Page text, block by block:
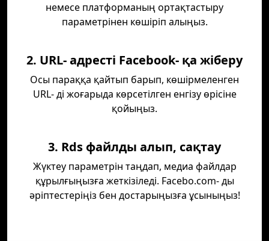
немесе платформаның ортақтастыру
параметрінен көшіріп алыңыз.
2. URL- адресті Facebook- қа жіберу
Осы параққа қайтып барып, көшірмеленген
URL- ді жоғарыда көрсетілген енгізу өрісіне
қойыңыз.
3. Rds файлды алып, сақтау
Жүктеу параметрін таңдап, медиа файлдар
құрылғыңызға жеткізіледі. Facebo.com- ды
әріптестеріңіз бен достарыңызға ұсыныңыз!